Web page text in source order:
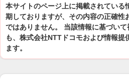
本サイトのページ上に掲載されている
期しておりますが、その内容の正確性
ではありません。 当該情報に基づい
も、株式会社NTTドコモおよび情報提
ます。